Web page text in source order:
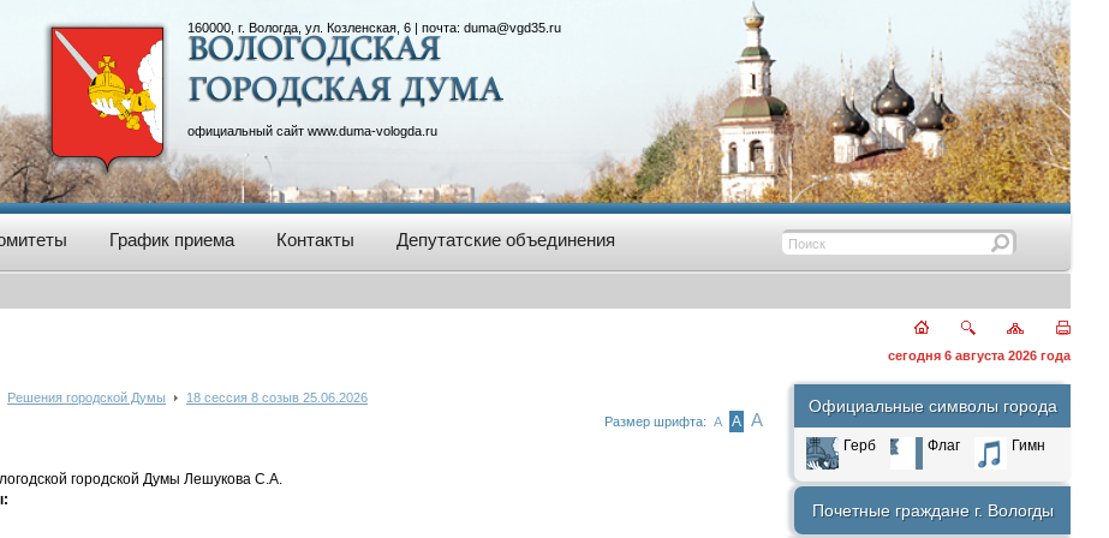
160000, г. Вологда, ул. Козленская, 6 | почта: duma@vgd35.ru
официальный сайт www.duma-vologda.ru
График приема Контакты Депутатские объединения
сегодня 6 августа 2026 года
Решения городской Думы
18 сессия 8 созыв 25.06.2026
Размер шрифта: А А А
городской Думы Лешукова С.А.
Официальные символы города
Герб Флаг Гимн
Почетные граждане г. Вологды